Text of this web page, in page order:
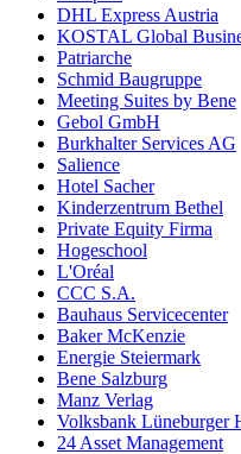
DHL Express Austria
KOSTAL Global
Patriarche
Schmid Baugruppe
Meeting Suites by Bene
Gebol GmbH
Burkhalter Services AG
Salience
Hotel Sacher
Kinderzentrum Bethel
Private Equity Firma
Hogeschool
L'Oréal
CCC S.A.
Bauhaus Servicecenter
Baker McKenzie
Energie Steiermark
Bene Salzburg
Manz Verlag
Volksbank Lüneburger
24 Asset Management